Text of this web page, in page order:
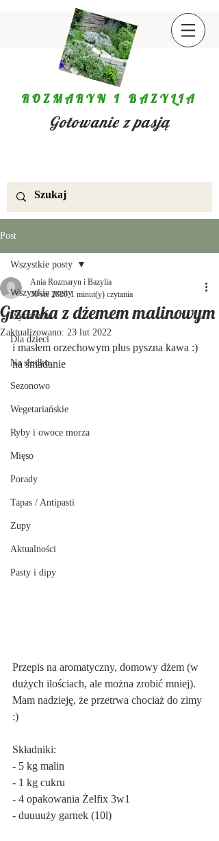
ROZMARYN I BAZYLIA
Gotowanie z pasją
Post
Wszystkie posty
Wytrawnie
Dla dzieci
Na słodko
Sezonowo
Wegetariańskie
Ryby i owoce morza
Mięso
Porady
Tapas / Antipasti
Zupy
Aktualności
Pasty i dipy
Wszystkie posty
Grzanka z dżemem malinowym
Ania Rozmaryn i Bazylia
30 sie 2020 1 minut(y) czytania
Zaktualizowano: 23 lut 2022
i masłem orzechowym plus pyszna kawa :)
na śniadanie
Przepis na aromatyczny, domowy dżem (w
dużych ilościach, ale można zrobić mniej).
Mam nadzieję, że przetrwa chociaż do zimy
:)
Składniki:
- 5 kg malin
- 1 kg cukru
- 4 opakowania Żelfix 3w1
- duuuuży garnek (10l)